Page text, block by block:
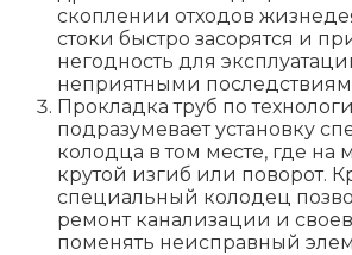
скоплении отходов
стоки быстро засорятся и
негодность для
неприятными
Прокладка труб по
подразумевает установку
колодца в том месте, где на
крутой изгиб или поворот.
специальный колодец
ремонт канализации и
поменять неисправный